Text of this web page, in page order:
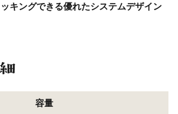
キングできる優れたシステムデザイン
容量